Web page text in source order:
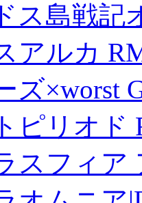
ス島戦記
アルカ
ズ×worst
ピリオド
スフィア